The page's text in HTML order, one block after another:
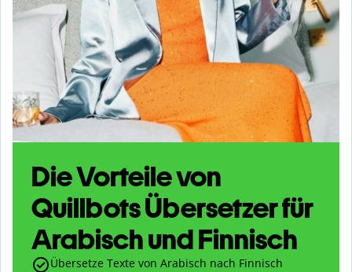
Die Vorteile von
Quillbots Übersetzer für
Arabisch und Finnisch
Übersetze Texte von Arabisch nach Finnisch